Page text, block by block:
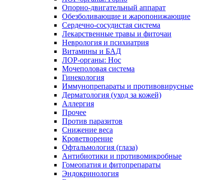
Опорно-двигательный аппарат
Обезболивающие и жаропонижающие
Сердечно-сосудистая система
Лекарственные травы и фиточаи
Неврология и психиатрия
Витамины и БАД
ЛОР-органы: Нос
Мочеполовая система
Гинекология
Иммунопрепараты и противовирусные
Дерматология (уход за кожей)
Аллергия
Прочее
Против паразитов
Снижение веса
Кроветворение
Офтальмология (глаза)
Антибиотики и противомикробные
Гомеопатия и фитопрепараты
Эндокринология